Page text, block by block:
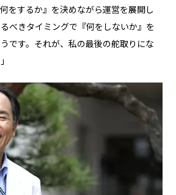
をするか』を決めながら運営を展開し
べきタイミングで『何をしないか』を
です。それが、私の最後の舵取りにな